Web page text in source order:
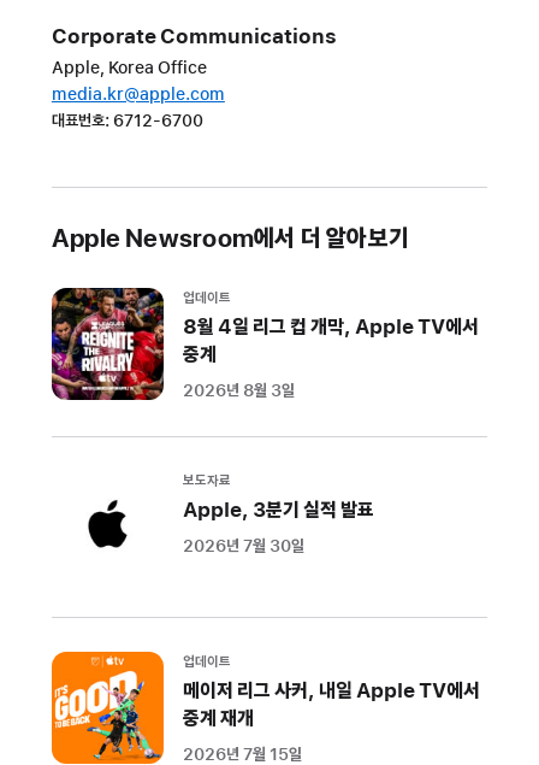
성장과
신규
사용자
돕기
App Store
확대
Apple은
개발자가
좋아하는
또
발견하는
것을
돕기
위해
새로운
Corporate Communications
Apple, Korea Office
media.kr@apple.com
대표번호: 6712-6700
Apple Newsroom에서 더 알아보기
업데이트
8월 4일 리그 컵 개막, Apple TV에서
중계
2026년 8월 3일
보도자료
Apple, 3분기 실적 발표
2026년 7월 30일
업데이트
메이저 리그 사커, 내일 Apple TV에서
중계 재개
2026년 7월 15일